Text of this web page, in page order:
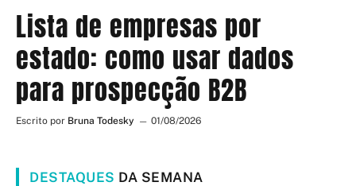
Lista de empresas por
estado: como usar dados
para prospecção B2B
Escrito por Bruna Todesky 01/08/2026
DESTAQUES DA SEMANA